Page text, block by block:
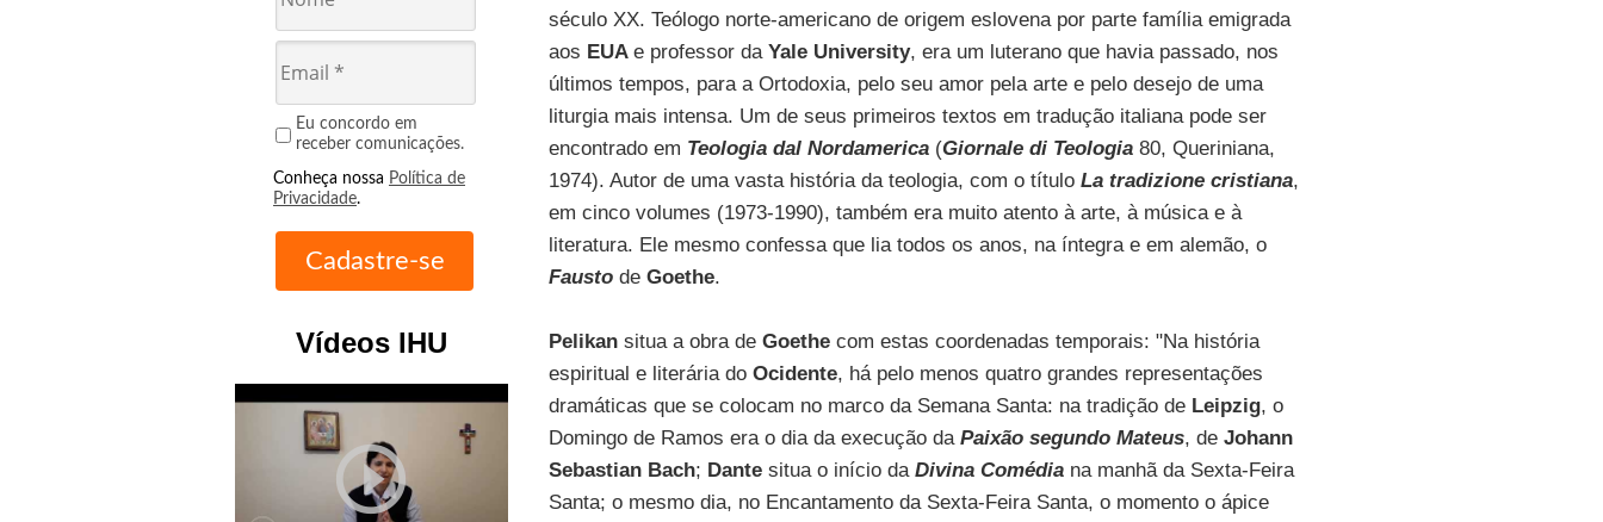
Eu concordo em
receber comunicações.
Conheça nossa Política de
Privacidade.
Vídeos IHU
play_circle_outline
século XX. Teólogo norte-americano de origem eslovena por parte família emigrada
aos EUA e professor da Yale University, era um luterano que havia passado, nos
últimos tempos, para a Ortodoxia, pelo seu amor pela arte e pelo desejo de uma
liturgia mais intensa. Um de seus primeiros textos em tradução italiana pode ser
encontrado em Teologia dal Nordamerica(Giornale di Teologia80, Queriniana,
1974). Autor de uma vasta história da teologia, com o título La tradizione cristiana,
em cinco volumes (1973-1990), também era muito atento à arte, à música e à
literatura. Ele mesmo confessa que lia todos os anos, na íntegra e em alemão, o
Faustode Goethe.
Pelikan situa a obra de Goethe com estas coordenadas temporais: "Na história
espiritual e literária do Ocidente, há pelo menos quatro grandes representações
dramáticas que se colocam no marco da Semana Santa: na tradição de Leipzig, o
Domingo de Ramos era o dia da execução da Paixão segundo Mateus, de Johann
Sebastian Bach; Dante situa o início da Divina Comédiana manhã da Sexta-Feira
Santa; o mesmo dia, no Encantamento da Sexta-Feira Santa, o momento o ápice